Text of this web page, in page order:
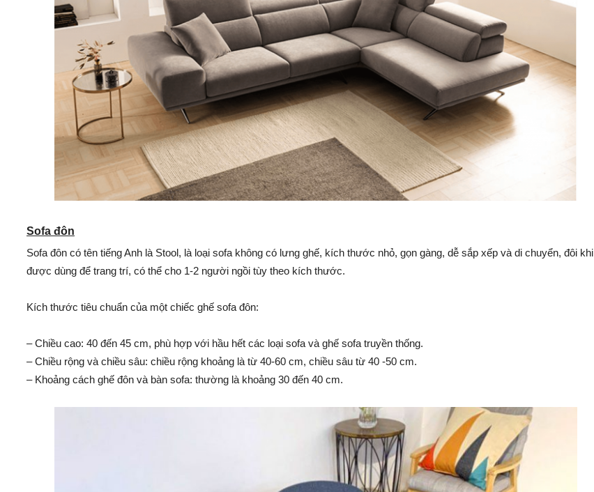
Sofa đôn
Sofa đôn có tên tiếng Anh là Stool, là loại sofa không có lưng ghế, kích thước nhỏ, gọn gàng, dễ sắp xếp và di chuyển, đôi khi
được dùng để trang trí, có thể cho 1-2 người ngồi tùy theo kích thước.
Kích thước tiêu chuẩn của một chiếc ghế sofa đôn:
– Chiều cao: 40 đến 45 cm, phù hợp với hầu hết các loại sofa và ghế sofa truyền thống.
– Chiều rộng và chiều sâu: chiều rộng khoảng là từ 40-60 cm, chiều sâu từ 40 -50 cm.
– Khoảng cách ghế đôn và bàn sofa: thường là khoảng 30 đến 40 cm.